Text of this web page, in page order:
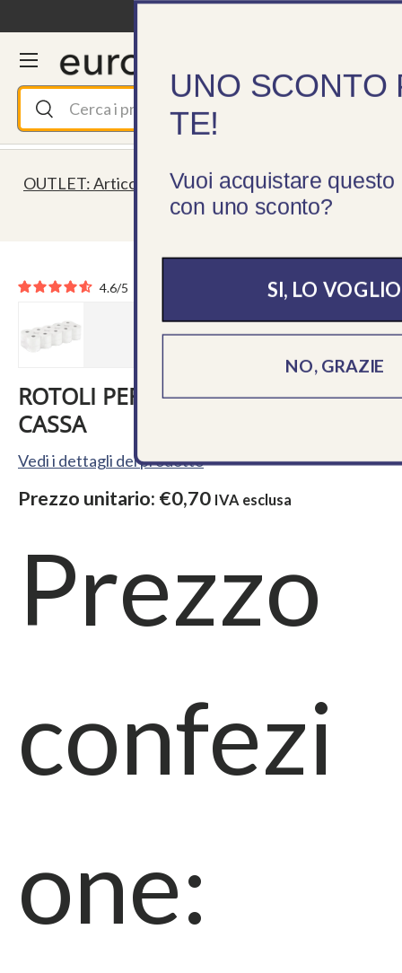
Passa ai contenuti
Cerca
Cerca
Cerca Accedi
Menu
OUTLET: Articoli fino al 50% ⏰ Fino a esaurimento
scorte!
4.6/5
ROTOLI PER REGISTRATORI DI
CASSA
Vedi i dettagli del prodotto
Prezzo unitario: €0,70 IVA esclusa
Prezzo
confezi
one:
UNO SCONTO
TE!
Vuoi acquistare questo
con uno sconto?
SI, LO VOGLIO
NO, GRAZIE